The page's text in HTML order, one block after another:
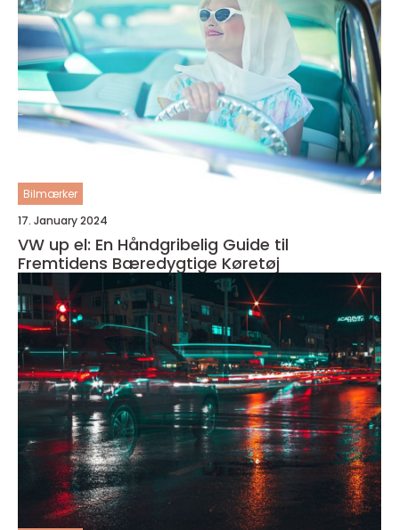
Bilmærker
17. January 2024
VW up el: En Håndgribelig Guide til
Fremtidens Bæredygtige Køretøj